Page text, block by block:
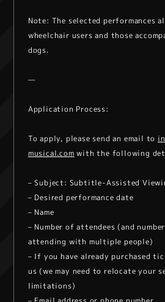
Note: The selected performances
wheelchair users and those
dogs.
—
Application Process:
To apply, please send an email to
musical.com with the following
– Subject: Subtitle-Assisted
– Desired performance date
– Name
– Number of attendees (and
attending with multiple people)
– If you have already purchased
us (we may need to relocate your
limitations)